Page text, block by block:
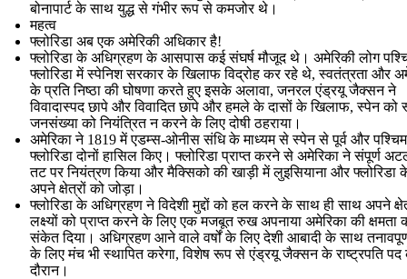
बोनापार्ट के साथ युद्ध से गंभीर रूप से कमजोर थे।
महत्व
फ्लोरिडा अब एक अमेरिकी अधिकार है!
फ्लोरिडा के अधिग्रहण के आसपास कई संघर्ष मौजूद थे। अमेरिकी लोग
फ्लोरिडा में स्पेनिश सरकार के खिलाफ विद्रोह कर रहे थे, स्वतंत्रता और
के प्रति निष्ठा की घोषणा करते हुए इसके अलावा, जनरल एंड्रयू जैक्सन ने
विवादास्पद छापे और विवादित छापे और हमले के दासों के खिलाफ, स्पेन को
जनसंख्या को नियंत्रित न करने के लिए दोषी ठहराया।
अमेरिका ने 1819 में एडम्स-ओनीस संधि के माध्यम से स्पेन से पूर्व और पश्चिम
फ्लोरिडा दोनों हासिल किए। फ्लोरिडा प्राप्त करने से अमेरिका ने संपूर्ण
तट पर नियंत्रण किया और मैक्सिको की खाड़ी में लुइसियाना और फ्लोरिडा
अपने क्षेत्रों को जोड़ा।
फ्लोरिडा के अधिग्रहण ने विदेशी मुद्दों को हल करने के साथ ही साथ अपने
लक्ष्यों को प्राप्त करने के लिए एक मजबूत रुख अपनाया अमेरिका की क्षमता
संकेत दिया। अधिग्रहण आने वाले वर्षों के लिए देशी आबादी के साथ
के लिए मंच भी स्थापित करेगा, विशेष रूप से एंड्रयू जैक्सन के राष्ट्रपति
दौरान।